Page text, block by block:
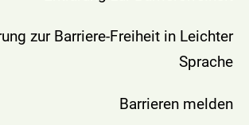
zur Barriere-Freiheit in Leichter
Sprache
Barrieren melden